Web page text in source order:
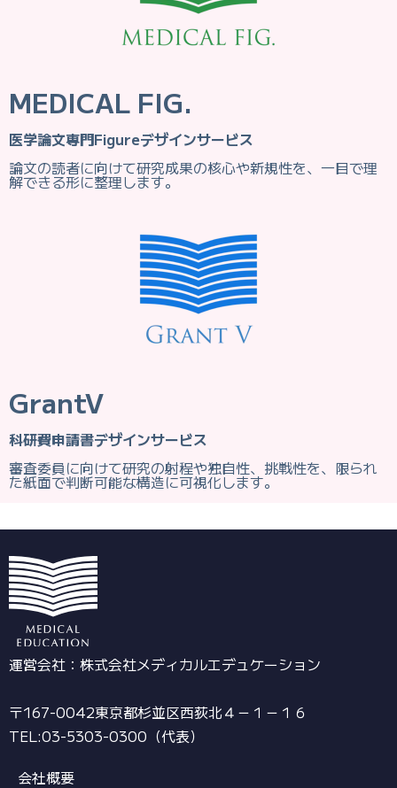
MEDICAL FIG.
医学論文専門Figureデザインサービス
論文の読者に向けて研究成果の核心や新規性を、一目で理
解できる形に整理します。
GrantV
科研費申請書デザインサービス
審査委員に向けて研究の射程や独自性、挑戦性を、限られ
た紙面で判断可能な構造に可視化します。
運営会社：株式会社メディカルエデュケーション
〒167-0042東京都杉並区西荻北４－１－１６
TEL:03-5303-0300（代表）
会社概要